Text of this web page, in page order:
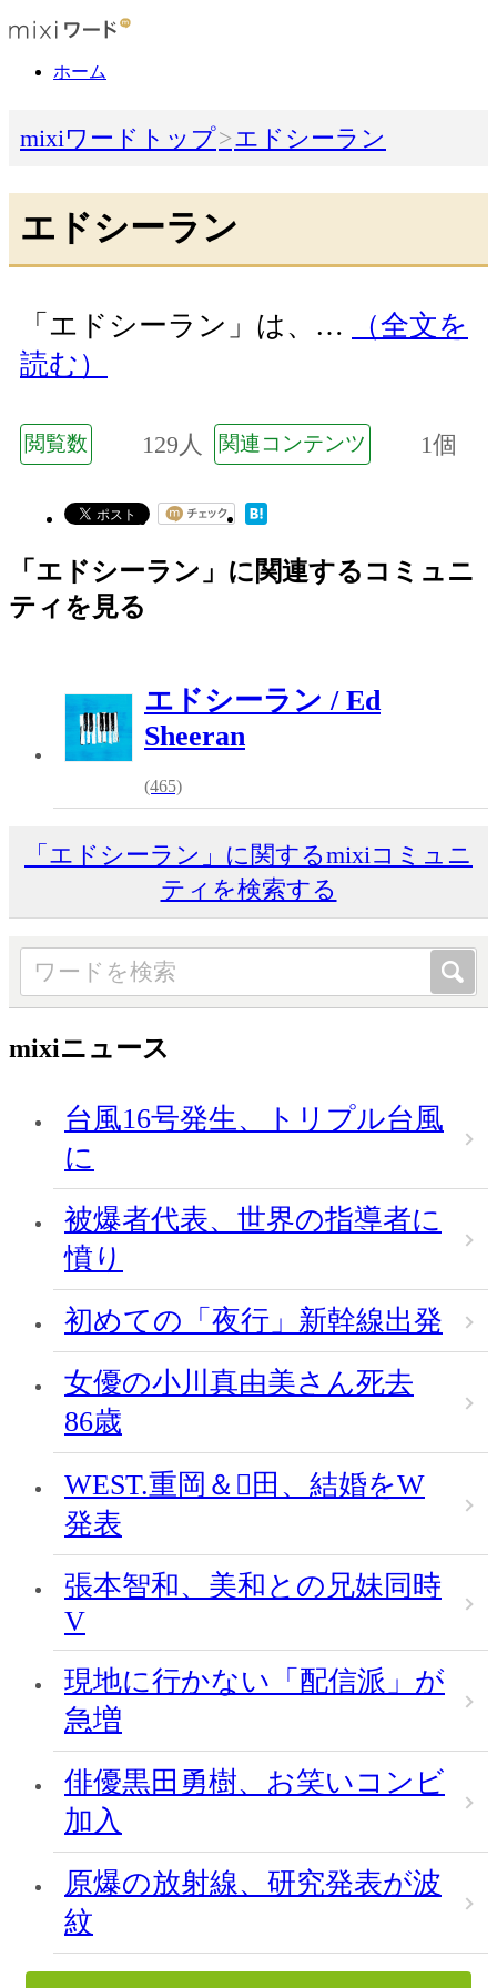
ホーム
mixiワードトップ エドシーラン
エドシーラン
「エドシーラン」は、…
（全文を
読む）
閲覧数 129人 関連コンテンツ 1個
「エドシーラン」に関連するコミュニ
ティを見る
エドシーラン / Ed
Sheeran
(465)
「エドシーラン」に関するmixiコミュニ
ティを検索する
mixiニュース
台風16号発生、トリプル台風
に
被爆者代表、世界の指導者に
憤り
初めての「夜行」新幹線出発
女優の小川真由美さん死去
86歳
WEST.重岡＆田、結婚をW
発表
張本智和、美和との兄妹同時
V
現地に行かない「配信派」が
急増
俳優黒田勇樹、お笑いコンビ
加入
原爆の放射線、研究発表が波
紋